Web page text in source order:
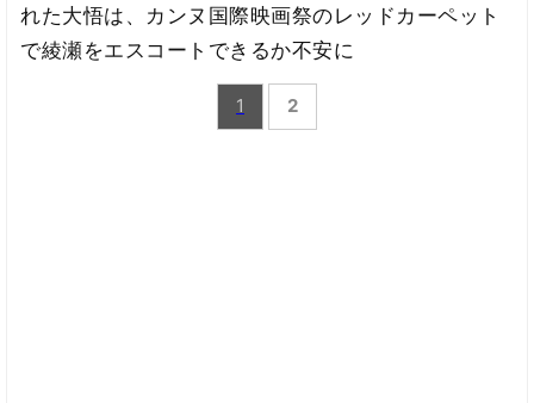
れた大悟は、カンヌ国際映画祭のレッドカーペット
で綾瀬をエスコートできるか不安に
1 2